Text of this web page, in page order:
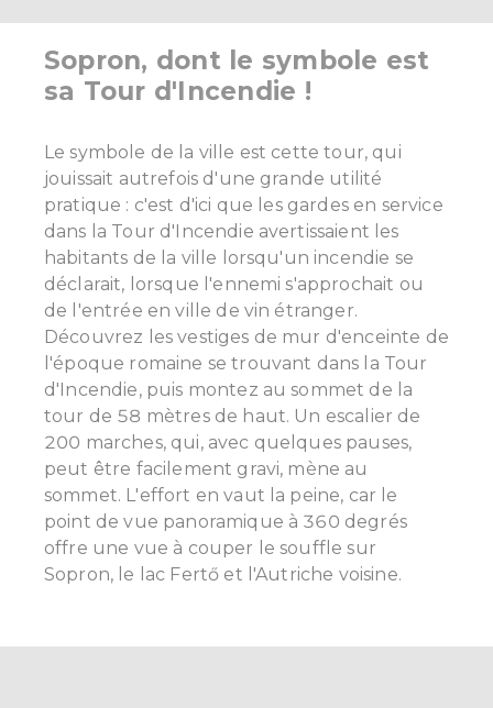
Sopron, dont le symbole est
sa Tour d'Incendie !
Le symbole de la ville est cette tour, qui
jouissait autrefois d'une grande utilité
pratique : c'est d'ici que les gardes en service
dans la Tour d'Incendie avertissaient les
habitants de la ville lorsqu'un incendie se
déclarait, lorsque l'ennemi s'approchait ou
de l'entrée en ville de vin étranger.
Découvrez les vestiges de mur d'enceinte de
l'époque romaine se trouvant dans la Tour
d'Incendie, puis montez au sommet de la
tour de 58 mètres de haut. Un escalier de
200 marches, qui, avec quelques pauses,
peut être facilement gravi, mène au
sommet. L'effort en vaut la peine, car le
point de vue panoramique à 360 degrés
offre une vue à couper le souffle sur
Sopron, le lac Fertő et l'Autriche voisine.